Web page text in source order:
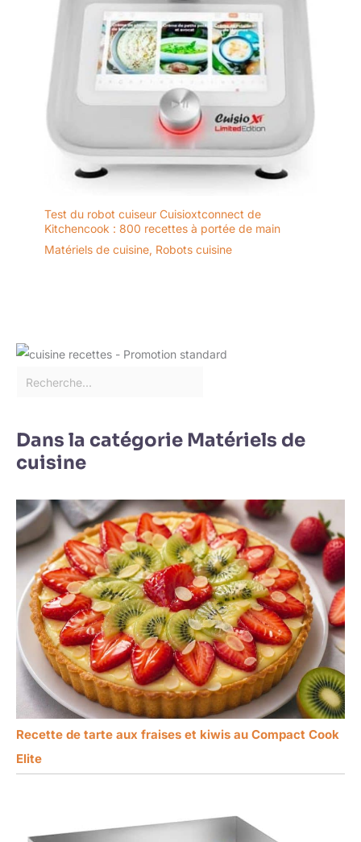
Test du robot cuiseur Cuisioxtconnect de
Kitchencook : 800 recettes à portée de main
Matériels de cuisine, Robots cuisine
Dans la catégorie Matériels de
cuisine
Recette de tarte aux fraises et kiwis au Compact Cook
Elite